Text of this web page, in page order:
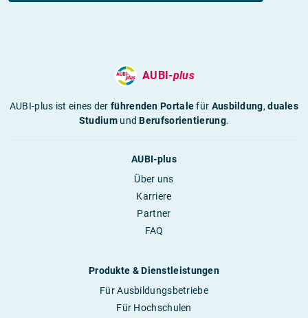
AUBI-plus
AUBI-plus ist eines derführenden Portalefür Ausbildung,duales
StudiumundBerufsorientierung.
AUBI-plus
Über uns
Karriere
Partner
FAQ
Produkte & Dienstleistungen
Für Ausbildungsbetriebe
Für Hochschulen